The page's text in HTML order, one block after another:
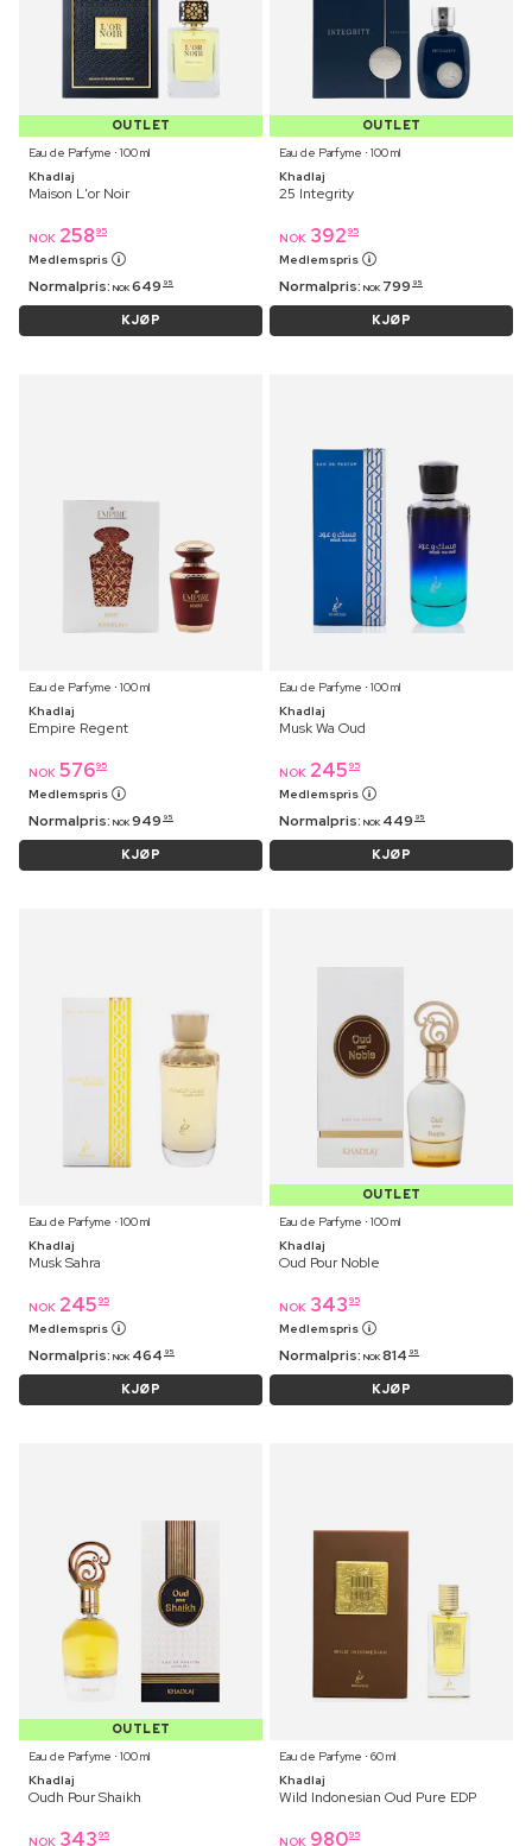
OUTLET
Eau de Parfyme ⋅ 100 ml
Khadlaj
Maison L'or Noir
NOK 258 95
Medlemspris
Normalpris: NOK 649 95
KJØP
OUTLET
Eau de Parfyme ⋅ 100 ml
Khadlaj
25 Integrity
NOK 392 95
Medlemspris
Normalpris: NOK 799 95
KJØP
Eau de Parfyme ⋅ 100 ml
Khadlaj
Empire Regent
NOK 57695
Medlemspris
Normalpris: NOK 949 95
KJØP
Eau de Parfyme ⋅ 100 ml
Khadlaj
Musk Wa Oud
NOK 245 95
Medlemspris
Normalpris: NOK 449 95
KJØP
Eau de Parfyme ⋅ 100 ml
Khadlaj
Musk Sahra
NOK 245 95
Medlemspris
Normalpris: NOK 464 95
KJØP
OUTLET
Eau de Parfyme ⋅ 100 ml
Khadlaj
Oud Pour Noble
NOK 343 95
Medlemspris
Normalpris: NOK 814 95
KJØP
OUTLET
Eau de Parfyme ⋅ 100 ml
Khadlaj
Oudh Pour Shaikh
NOK 343 95
Eau de Parfyme ⋅ 60 ml
Khadlaj
Wild Indonesian Oud Pure EDP
NOK 98095